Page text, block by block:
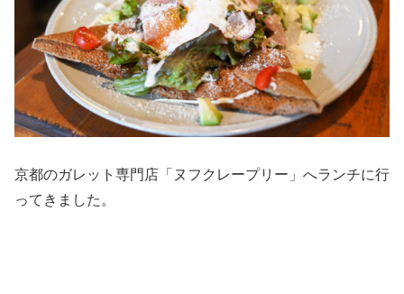
京都のガレット専門店「ヌフクレープリー」へランチに行
ってきました。